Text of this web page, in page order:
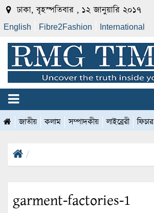
ঢাকা, বৃহস্পতিবার , ১২ জানুয়ারি ২০১৭
English Fibre2Fashion International
জাতীয় কলাম সম্পাদকীয় লাইব্রেরী ফিচার
garment-factories-1